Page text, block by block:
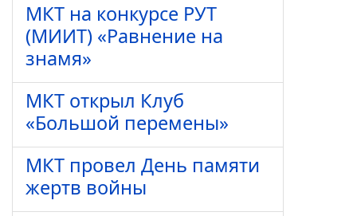
МКТ на конкурсе РУТ
(МИИТ) «Равнение на
знамя»
МКТ открыл Клуб
«Большой перемены»
МКТ провел День памяти
жертв войны